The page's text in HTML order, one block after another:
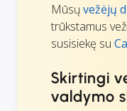
Mūsų vežėjų
trūkstamus
susisiekę su
Skirtingi
valdymo